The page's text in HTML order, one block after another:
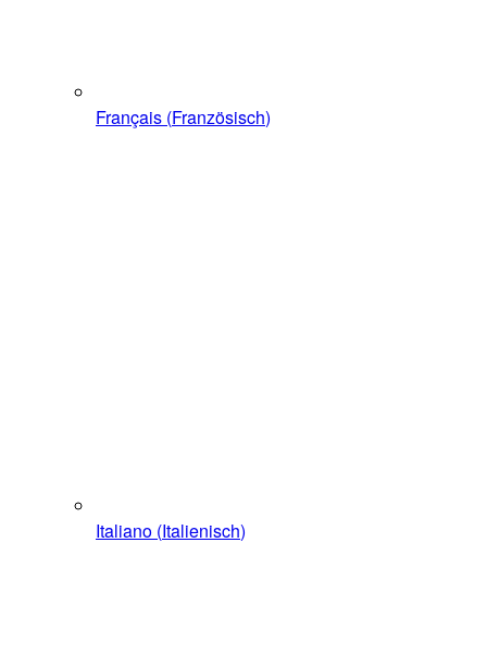
Français (Französisch)
Italiano (Italienisch)